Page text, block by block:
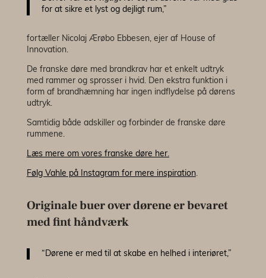
for at sikre et lyst og dejligt rum,”
fortæller Nicolaj Ærøbo Ebbesen, ejer af House of
Innovation.
De franske døre med brandkrav har et enkelt udtryk
med rammer og sprosser i hvid. Den ekstra funktion i
form af brandhæmning har ingen indflydelse på dørens
udtryk.
Samtidig både adskiller og forbinder de franske døre
rummene.
Læs mere om vores franske døre her.
Følg Vahle på Instagram for mere inspiration.
Originale buer over dørene er bevaret
med fint håndværk
“Dørene er med til at skabe en helhed i interiøret,”